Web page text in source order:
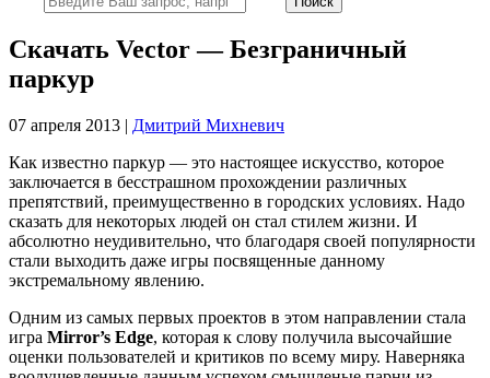
Скачать Vector — Безграничный
паркур
07 апреля 2013 | Дмитрий Михневич
Как известно паркур — это настоящее искусство, которое
заключается в бесстрашном прохождении различных
препятствий, преимущественно в городских условиях. Надо
сказать для некоторых людей он стал стилем жизни. И
абсолютно неудивительно, что благодаря своей популярности
стали выходить даже игры посвященные данному
экстремальному явлению.
Одним из самых первых проектов в этом направлении стала
игра Mirror’s Edge, которая к слову получила высочайшие
оценки пользователей и критиков по всему миру. Наверняка